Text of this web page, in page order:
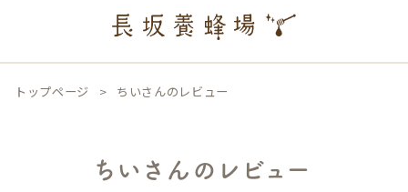
トップページ ちいさんのレビュー
ちいさんのレビュー